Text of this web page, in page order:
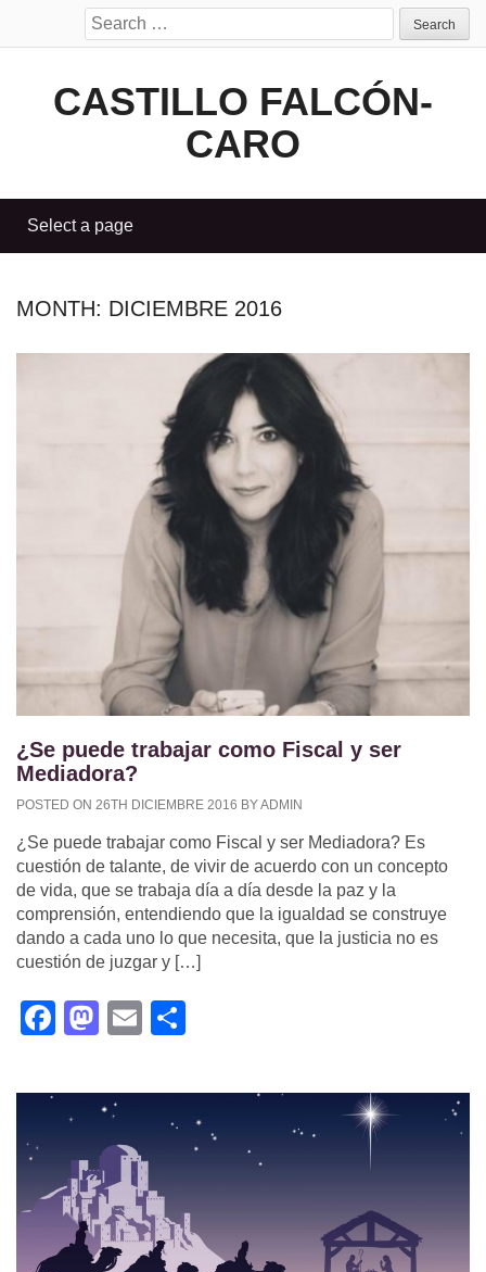
Search
for:
CASTILLO FALCÓN-
CARO
MONTH: DICIEMBRE 2016
¿Se puede trabajar como Fiscal y ser
Mediadora?
POSTED ON 26TH DICIEMBRE 2016 BY ADMIN
¿Se puede trabajar como Fiscal y ser Mediadora? Es
cuestión de talante, de vivir de acuerdo con un concepto
de vida, que se trabaja día a día desde la paz y la
comprensión, entendiendo que la igualdad se construye
dando a cada uno lo que necesita, que la justicia no es
cuestión de juzgar y […]
Facebook
Mastodon
Email